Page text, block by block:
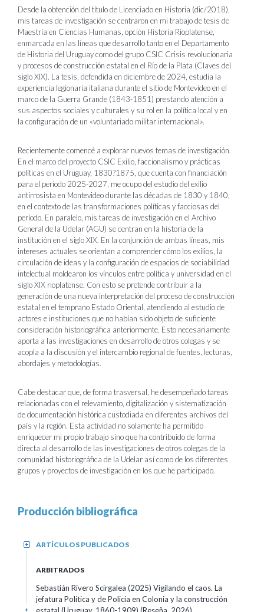
Desde la obtención del título de Licenciado en Historia (dic/2018),
mis tareas de investigación se centraron en mi trabajo de tesis de
Maestría en Ciencias Humanas, opción Historia Rioplatense,
enmarcada en las líneas que desarrollo tanto en el Departamento
de Historia del Uruguay como del grupo CSIC Crisis revolucionaria
y procesos de construcción estatal en el Río de la Plata (Claves del
siglo XIX). La tesis, defendida en diciembre de 2024, estudia la
experiencia legionaria italiana durante el sitio de Montevideo en el
marco de la Guerra Grande (1843-1851) prestando atención a
sus aspectos sociales y culturales y su rol en la política local y en
la configuración de un «voluntariado militar internacional».
Recientemente comencé a explorar nuevos temas de investigación.
En el marco del proyecto CSIC Exilio, faccionalismo y prácticas
políticas en el Uruguay, 1830?1875, que cuenta con financiación
para el período 2025-2027, me ocupo del estudio del exilio
antirrosista en Montevideo durante las décadas de 1830 y 1840,
en el contexto de las transformaciones políticas y facciosas del
período. En paralelo, mis tareas de investigación en el Archivo
General de la Udelar (AGU) se centran en la historia de la
institución en el siglo XIX. En la conjunción de ambas líneas, mis
intereses actuales se orientan a comprender cómo los exilios, la
circulación de ideas y la configuración de espacios de sociabilidad
intelectual moldearon los vínculos entre política y universidad en el
siglo XIX rioplatense. Con esto se pretende contribuir a la
generación de una nueva interpretación del proceso de construcción
estatal en el temprano Estado Oriental, atendiendo al estudio de
actores e instituciones que no habían sido objeto de suficiente
consideración historiográfica anteriormente. Esto necesariamente
aporta a las investigaciones en desarrollo de otros colegas y se
acopla a la discusión y el intercambio regional de fuentes, lecturas,
abordajes y metodologías.
Cabe destacar que, de forma trasversal, he desempeñado tareas
relacionadas con el relevamiento, digitalización y sistematización
de documentación histórica custodiada en diferentes archivos del
país y la región. Esta actividad no solamente ha permitido
enriquecer mi propio trabajo sino que ha contribuido de forma
directa al desarrollo de las investigaciones de otros colegas de la
comunidad historiográfica de la Udelar así como de los diferentes
grupos y proyectos de investigación en los que he participado.
Producción bibliográfica
ARTÍCULOS PUBLICADOS
+
ARBITRADOS
Sebastián Rivero Scirgalea (2025) Vigilando el caos. La
jefatura Política y de Policía en Colonia y la construcción
+